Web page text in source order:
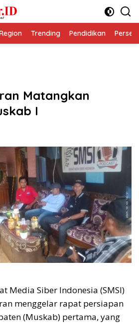
Trending Pendidikan
Matangkan
I
Media Siber Indonesia (SMSI)
menggelar rapat persiapan
(Muskab) pertama, yang